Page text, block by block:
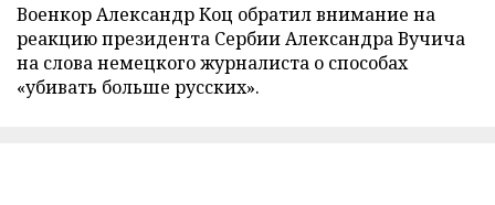
Военкор Александр Коц обратил внимание на
реакцию президента Сербии Александра Вучича
на слова немецкого журналиста о способах
«убивать больше русских».